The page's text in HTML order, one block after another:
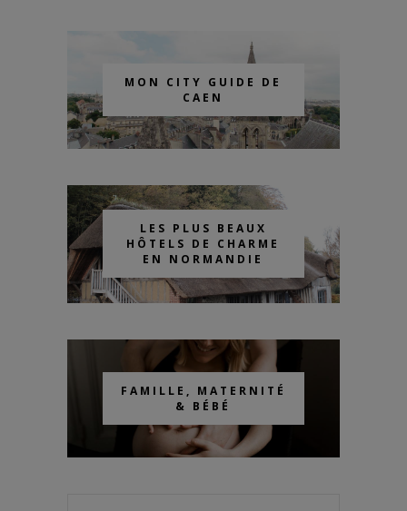
MON CITY GUIDE DE
CAEN
LES PLUS BEAUX
HÔTELS DE CHARME
EN NORMANDIE
FAMILLE, MATERNITÉ
& BÉBÉ